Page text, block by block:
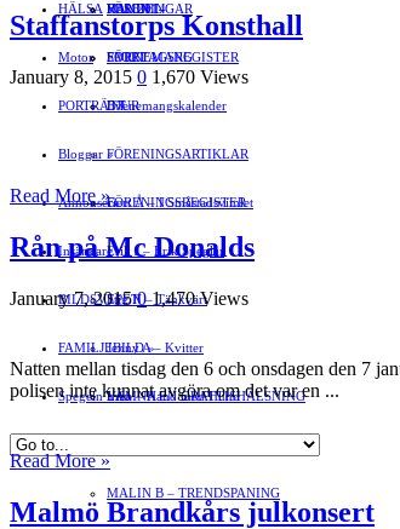
VAL 2014
RESOR
EVENEMANG
Evenemangskalender
HANDEL
FÖRETAGSREGISTER
FÖRENINGAR
SPORT
DJUR
FÖRENINGSARTIKLAR
FÖRENINGSREGISTER
HÄLSA
Motor
PORTRÄTT
Bloggar »
Gert Å – I Småstadsvimlet
Erik J – Erik Speglar
Stig N – Tänkvärt
Jenny A – Kvitter
Yrsa – Hand med Hund
MALIN B – TRENDSPANING
Annonsera
Insändare
BILDSVEPET
FAMILJEBILD »
LÄMNA EN GRATTISHÄLSNING
Spegeln Info
Staffanstorps Konsthall
January 8, 2015 0 1,670 Views
Read More »
Rån på Mc Donalds
January 7, 2015 0 1,470 Views
Natten mellan tisdag den 6 och onsdagen den 7
polisen inte kunnat avgöra om det var en ...
Read More »
Malmö Brandkårs julkonsert